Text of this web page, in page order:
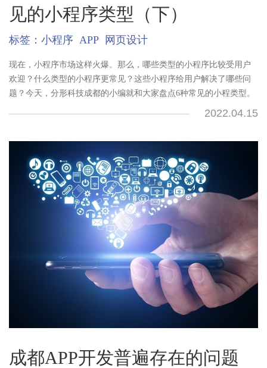
见的小程序类型（下）
标签： 小程序 APP 网页设计
现在，小程序市场这样火爆。那么，哪些类型的小程序比较受用户
欢迎？什么类型的小程序更常见？这些小程序给用户解决了哪些问
题？今天，分形科技成都的小编就和大家盘点6种常见的小程类型。
2022.04.15
成都APP开发普遍存在的问题